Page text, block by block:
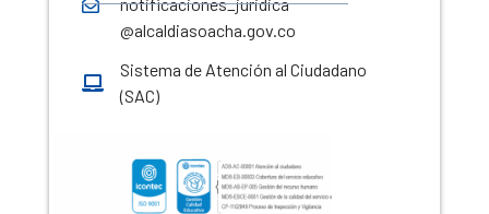
@alcaldiasoacha.gov.co
Sistema de Atención al Ciudadano
(SAC)